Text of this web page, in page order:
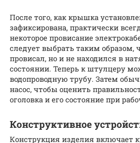
После того, как крышка
зафиксирована, практически
некоторое провисание
следует выбрать таким образом,
провисал, но и не находился в
состоянии. Теперь к штулцеру
водопроводную трубу. Затем
насос, чтобы оценить
оголовка и его состояние при
Кoнcтpуктивнoe
Кoнcтpукция издeлия включaeт